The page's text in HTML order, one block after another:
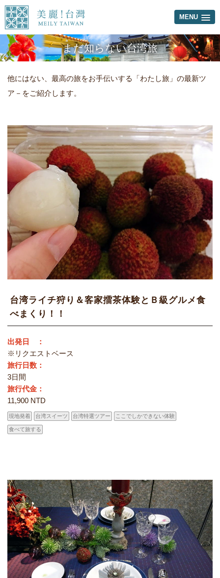
MENU
まだ知らない台湾旅
他にはない、最高の旅をお手伝いする「わたし旅」の最新ツ
ア－をご紹介します。
台湾ライチ狩り＆客家擂茶体験とＢ級グルメ食
べまくり！！
出発日 ：
※リクエストベース
旅行日数：
3日間
旅行代金：
11,900 NTD
現地発着 台湾スイーツ 台湾特選ツアー ここでしかできない体験
食べて旅する